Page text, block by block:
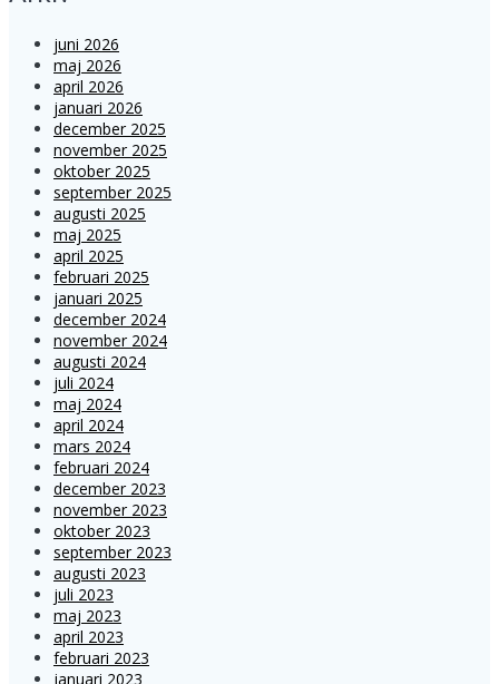
juni 2026
maj 2026
april 2026
januari 2026
december 2025
november 2025
oktober 2025
september 2025
augusti 2025
maj 2025
april 2025
februari 2025
januari 2025
december 2024
november 2024
augusti 2024
juli 2024
maj 2024
april 2024
mars 2024
februari 2024
december 2023
november 2023
oktober 2023
september 2023
augusti 2023
juli 2023
maj 2023
april 2023
februari 2023
januari 2023